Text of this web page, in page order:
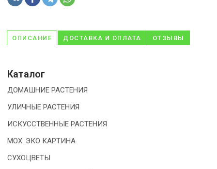
ОПИСАНИЕ ДОСТАВКА И ОПЛАТА ОТЗЫВЫ
Каталог
ДОМАШНИЕ РАСТЕНИЯ
УЛИЧНЫЕ РАСТЕНИЯ
ИСКУССТВЕННЫЕ РАСТЕНИЯ
МОХ. ЭКО КАРТИНА
СУХОЦВЕТЫ